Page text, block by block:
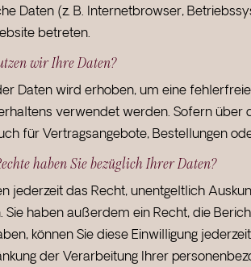
Daten (z. B. Internetbrowser,
betreten.
wir Ihre Daten?
Daten wird erhoben, um eine
verwendet werden. Sofern über
für Vertragsangebote, Bestellungen
haben Sie bezüglich Ihrer Daten?
jederzeit das Recht, unentgeltlich
Sie haben außerdem ein Recht, die
können Sie diese Einwilligung
der Verarbeitung Ihrer